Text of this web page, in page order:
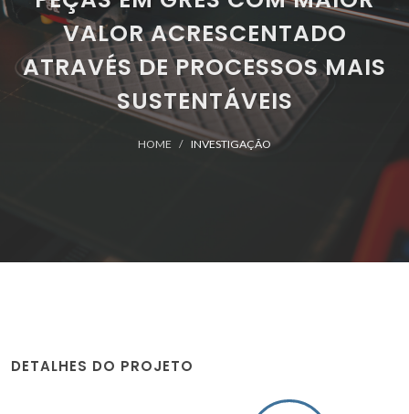
VALOR ACRESCENTADO
ATRAVÉS DE PROCESSOS MAIS
SUSTENTÁVEIS
HOME INVESTIGAÇÃO
DETALHES DO PROJETO